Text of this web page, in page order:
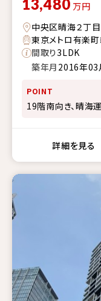
13,480 万円
中央区晴海２丁目
東京メトロ有楽
間取り3LDK
築年月 2016年03
POINT
19階南向き、晴海
詳細を見る